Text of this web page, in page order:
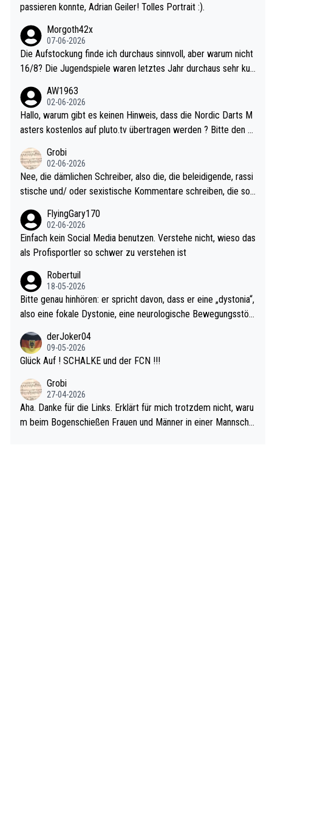
passieren konnte, Adrian Geiler! Tolles Portrait :).
Morgoth42x
07-06-2026
Die Aufstockung finde ich durchaus sinnvoll, aber warum nicht
16/8? Die Jugendspiele waren letztes Jahr durchaus sehr kur
l. Allerdings ist Mitchell Lawrie als Nummer 1 der Welt eh quali
fiziert. Somit ändert die automatische Qualifikation des Weltm
eisters erstmal nichts. Ich denke sie wollen damit für nächste
d wohl wenig WDF Turniere spielen. Dies war bei Archie Self l
etztes Jahr der Fall. Er musste als amtierender Weltmeister d
urch den Qualifier und ich glaube kaum, dass Mitchel sich das
(in Vegas) antun würde, wenn er doch eigentlich die PDC-WM
als Ziel hat.
AW1963
02-06-2026
Hallo, warum gibt es keinen Hinweis, dass die Nordic Darts M
asters kostenlos auf pluto.tv übertragen werden ? Bitte den A
Grobi
02-06-2026
Nee, die dämlichen Schreiber, also die, die beleidigende, rassi
stische und/ oder sexistische Kommentare schreiben, die soll
nes Leben in den Griff kriegen. Nur eins wundert mich: Luke Li
ttler war doch neulich erst derjenige, der über Social Media G
vV provoziert hat. Und Littlers Mutter schießt öfters mal gege
ehler!
FlyingGary170
02-06-2026
Einfach kein Social Media benutzen. Verstehe nicht, wieso das
als Profisportler so schwer zu verstehen ist
Robertuil
18-05-2026
Bitte genau hinhören: er spricht davon, dass er eine „dystonia“,
also eine fokale Dystonie, eine neurologische Bewegungsstör
werden, im Arm hat. Und, dass Medikamente ihm helfen! Ich gl
aube immer noch, dass sehr viele der Dartits-Fälle fälschlich p
d diese könnten teils wirksam behandelt werden! Dafür müsst
e man nur zum Neurologen und nicht zum Mentaltrainer gehe
derJoker04
09-05-2026
Glück Auf ! SCHALKE und der FCN !!!
Grobi
27-04-2026
Aha. Danke für die Links. Erklärt für mich trotzdem nicht, waru
m beim Bogenschießen Frauen und Männer in einer Mannscha